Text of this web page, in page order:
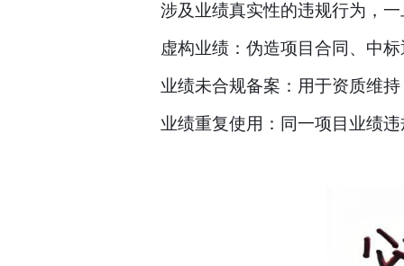
涉及业绩真实性的违规行为，
虚构业绩：伪造项目合同、中
业绩未合规备案：用于资质维持
业绩重复使用：同一项目业绩